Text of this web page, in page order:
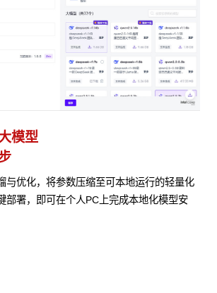
模型
与优化，将参数压缩至可本地运行的轻量化
部署，即可在个人PC上完成本地化模型安